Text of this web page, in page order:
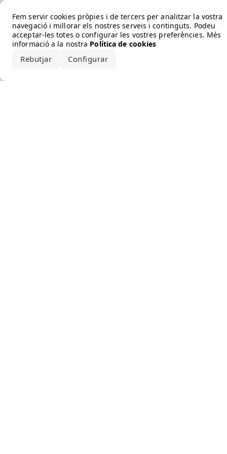
Fem servir cookies pròpies i de tercers per analitzar la vostra
navegació i millorar els nostres serveis i continguts. Podeu
acceptar-les totes o configurar les vostres preferències. Més
informació a la nostra Política de cookies
Rebutjar Configurar
Error loading the brand